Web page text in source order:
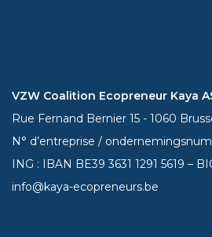
VZW Coalition Ecopreneur Kaya
Rue Fernand Bernier 15 - 1060
N° d’entreprise /
ING : IBAN BE393631 1291 5619 –
info@kaya-ecopreneurs.be